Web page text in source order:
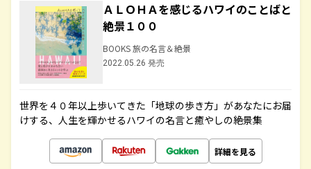
ＡＬＯＨＡを感じるハワイのことばと
絶景１００
BOOKS 旅の名言＆絶景
2022.05.26 発売
世界を４０年以上歩いてきた「地球の歩き方」があなたにお届
けする、人生を輝かせるハワイの名言と癒やしの絶景集
詳細を見る